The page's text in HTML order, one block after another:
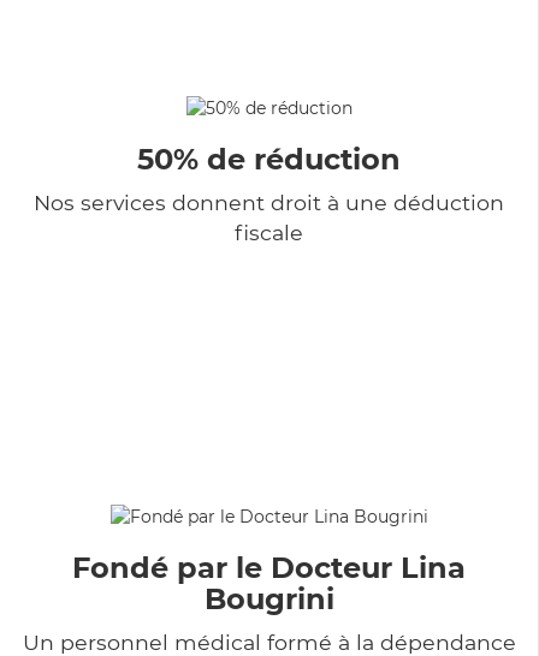
50% de réduction
Nos services donnent droit à une déduction
fiscale
Fondé par le Docteur Lina
Bougrini
Un personnel médical formé à la dépendance